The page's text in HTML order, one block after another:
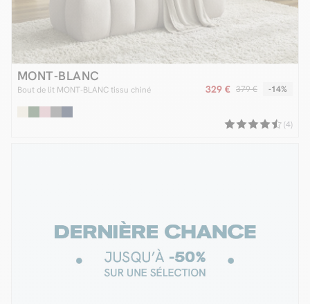
MONT-BLANC
Bout de lit MONT-BLANC tissu chiné 329 € 379 € -14%
(4)